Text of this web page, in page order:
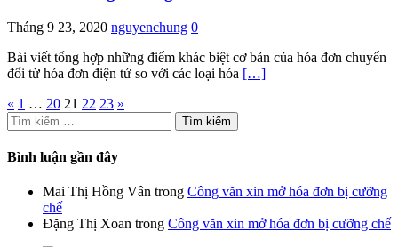
Tháng 9 23, 2020 nguyenchung 0
Bài viết tổng hợp những điểm khác biệt cơ bản của hóa đơn chuyển
đổi từ hóa đơn điện tử so với các loại hóa […]
Phân
trang
bài
« 1 … 20 21 22 23 »
Tìm
kiếm
cho:
Bình luận gần đây
Mai Thị Hồng Vân trong Công văn xin mở hóa đơn bị cưỡng
chế
Đặng Thị Xoan trong Công văn xin mở hóa đơn bị cưỡng chế